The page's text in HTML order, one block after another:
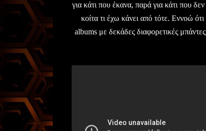
για κάτι που έκανα, παρά για κάτι που
κοίτα τι έχω κάνει από τότε. Εννοώ
albums με δεκάδες διαφορετικές